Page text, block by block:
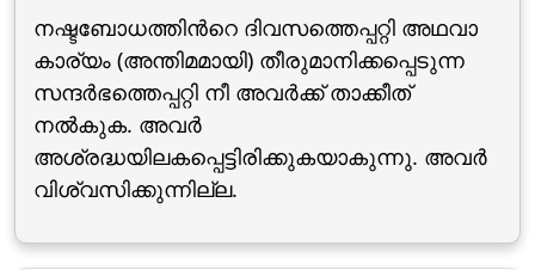
നഷ്ടബോധത്തിന്‍റെ ദിവസത്തെപ്പറ്റി അഥവാ
കാര്യം (അന്തിമമായി) തീരുമാനിക്കപ്പെടുന്ന
സന്ദര്‍ഭത്തെപ്പറ്റി നീ അവര്‍ക്ക് താക്കീത്
നല്‍കുക. അവര്‍
അശ്രദ്ധയിലകപ്പെട്ടിരിക്കുകയാകുന്നു. അവര്‍
വിശ്വസിക്കുന്നില്ല.